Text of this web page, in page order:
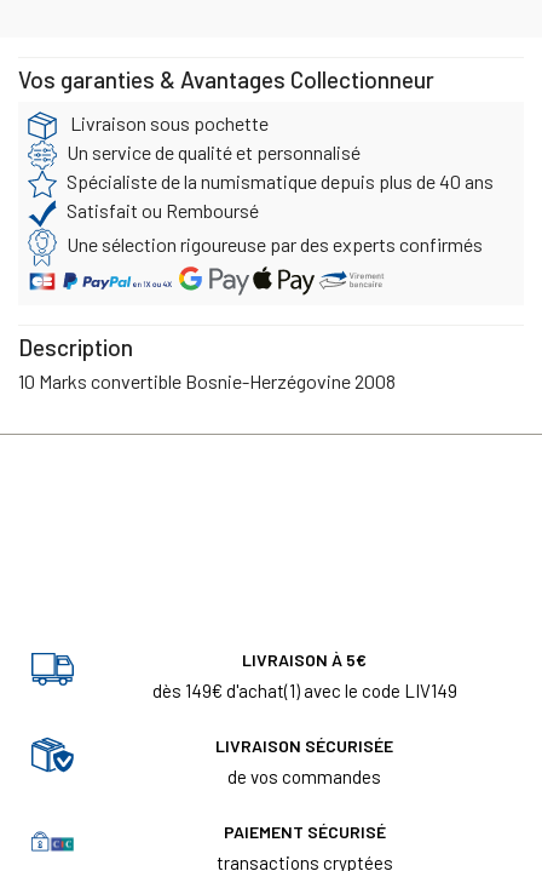
Vos garanties & Avantages Collectionneur
Livraison sous pochette
Un service de qualité et personnalisé
Spécialiste de la numismatique depuis plus de 40 ans
Satisfait ou Remboursé
Une sélection rigoureuse par des experts confirmés
Description
10 Marks convertible Bosnie-Herzégovine 2008
LIVRAISON À 5€
dès 149€ d'achat(1) avec le code LIV149
LIVRAISON SÉCURISÉE
de vos commandes
PAIEMENT SÉCURISÉ
transactions cryptées